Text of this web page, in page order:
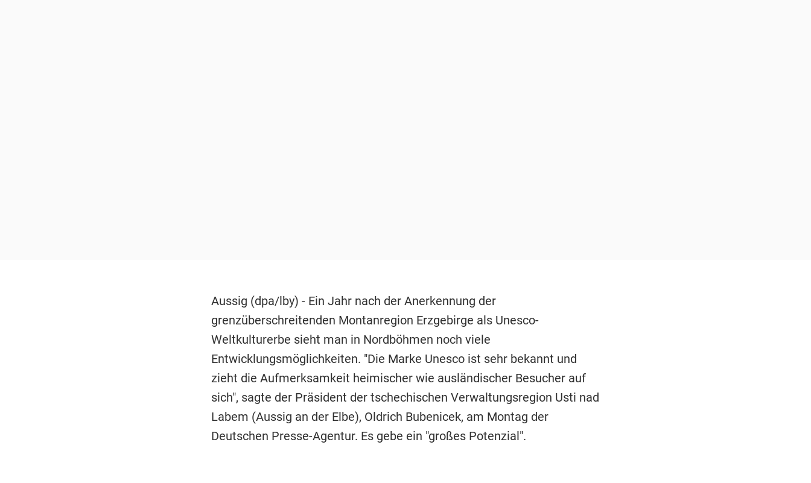
Aussig (dpa/lby) - Ein Jahr nach der Anerkennung der
grenzüberschreitenden Montanregion Erzgebirge als Unesco-
Weltkulturerbe sieht man in Nordböhmen noch viele
Entwicklungsmöglichkeiten. "Die Marke Unesco ist sehr bekannt und
zieht die Aufmerksamkeit heimischer wie ausländischer Besucher auf
sich", sagte der Präsident der tschechischen Verwaltungsregion Usti nad
Labem (Aussig an der Elbe), Oldrich Bubenicek, am Montag der
Deutschen Presse-Agentur. Es gebe ein "großes Potenzial".